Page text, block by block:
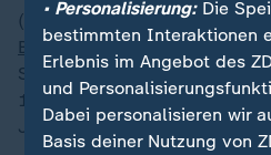
("Was halten Sie von?") liegt
Boris Pistoriusweiterhin auf
Skala von +5 bis -5 mit einem
1,5 (hier und im Folgenden
Juni: 1,6) beurteilt.
• Personalisierung:Die
bestimmten Interaktionen
Erlebnis im Angebot des
und
Dabei personalisieren wir
Basis deiner Nutzung von